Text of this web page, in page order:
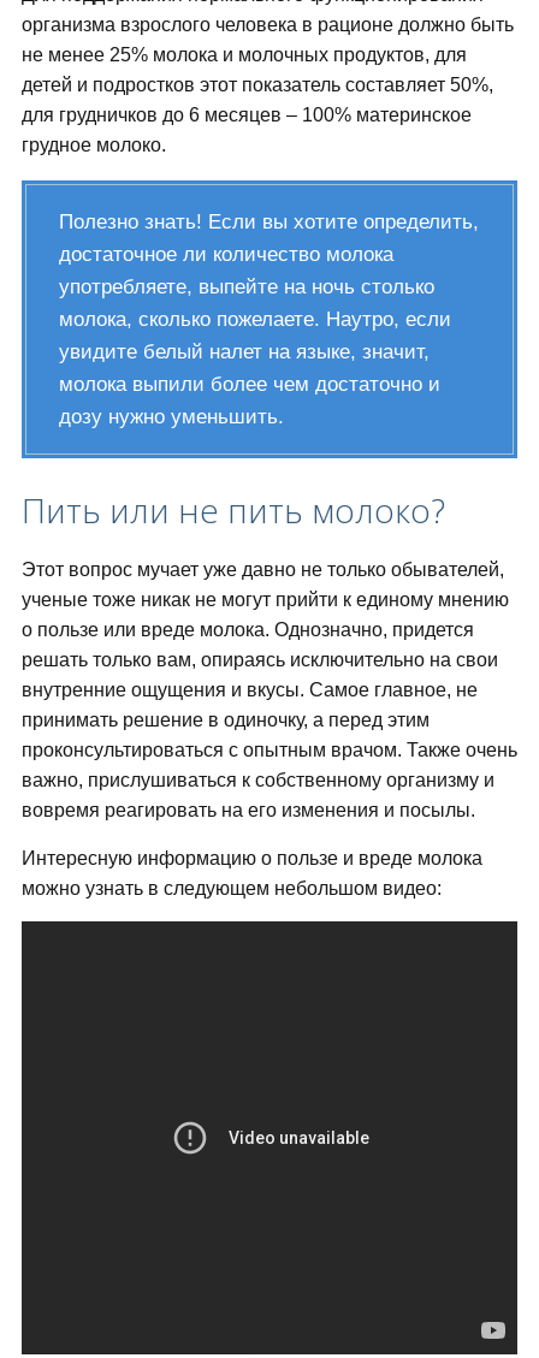
организма взрослого человека в рационе должно быть
не менее 25% молока и молочных продуктов, для
детей и подростков этот показатель составляет 50%,
для грудничков до 6 месяцев – 100% материнское
грудное молоко.
Полезно знать! Если вы хотите определить,
достаточное ли количество молока
употребляете, выпейте на ночь столько
молока, сколько пожелаете. Наутро, если
увидите белый налет на языке, значит,
молока выпили более чем достаточно и
дозу нужно уменьшить.
Пить или не пить молоко?
Этот вопрос мучает уже давно не только обывателей,
ученые тоже никак не могут прийти к единому мнению
о пользе или вреде молока. Однозначно, придется
решать только вам, опираясь исключительно на свои
внутренние ощущения и вкусы. Самое главное, не
принимать решение в одиночку, а перед этим
проконсультироваться с опытным врачом. Также очень
важно, прислушиваться к собственному организму и
вовремя реагировать на его изменения и посылы.
Интересную информацию о пользе и вреде молока
можно узнать в следующем небольшом видео: